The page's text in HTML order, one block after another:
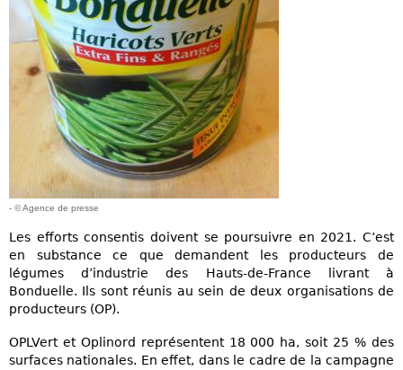
- © Agence de presse
Les efforts consentis doivent se poursuivre en 2021. C’est
en substance ce que demandent les producteurs de
légumes d’industrie des Hauts-de-France livrant à
Bonduelle. Ils sont réunis au sein de deux organisations de
producteurs (OP).
OPLVert et Oplinord représentent 18 000 ha, soit 25 % des
surfaces nationales. En effet, dans le cadre de la campagne